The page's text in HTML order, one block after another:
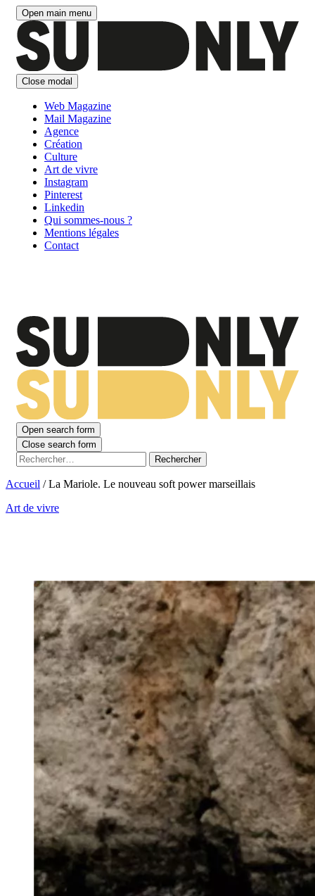
Aller
contenu
Open main menu
Close modal
Web Magazine
Mail Magazine
Agence
Création
Culture
Art de vivre
Instagram
Pinterest
Linkedin
Qui sommes-nous ?
Mentions légales
Contact
Open search form
Close search form
Rechercher :
Accueil /La Mariole. Le nouveau soft power marseillais
Art de vivre